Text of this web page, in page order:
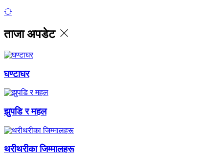
ताजा अपडेट
घण्टाघर
झुपडि र महल
थरीथरीका जिम्मालहरू